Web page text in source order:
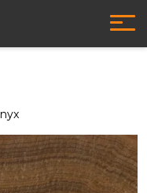
Onyx